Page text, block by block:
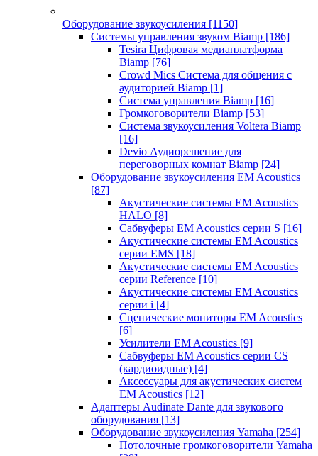
Оборудование звукоусиления [1150]
Системы управления звуком Biamp [186]
Tesira Цифровая медиаплатформа
Biamp [76]
Crowd Mics Система для общения с
аудиторией Biamp [1]
Система управления Biamp [16]
Громкоговорители Biamp [53]
Система звукоусиления Voltera Biamp
[16]
Devio Аудиорешение для
переговорных комнат Biamp [24]
Оборудование звукоусиления EM Acoustics
[87]
Акустические системы EM Acoustics
HALO [8]
Сабвуферы EM Acoustics серии S [16]
Акустические системы EM Acoustics
серии EMS [18]
Акустические системы EM Acoustics
серии Reference [10]
Акустические системы EM Acoustics
серии i [4]
Сценические мониторы EM Acoustics
[6]
Усилители EM Acoustics [9]
Сабвуферы EM Acoustics серии CS
(кардиоидные) [4]
Аксессуары для акустических систем
EM Acoustics [12]
Адаптеры Audinate Dante для звукового
оборудования [13]
Оборудование звукоусиления Yamaha [254]
Потолочные громкоговорители Yamaha